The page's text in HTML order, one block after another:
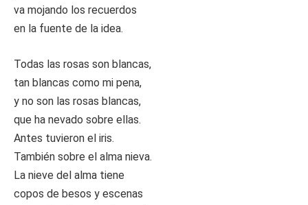
va mojando los recuerdos
en la fuente de la idea.
Todas las rosas son blancas,
tan blancas como mi pena,
y no son las rosas blancas,
que ha nevado sobre ellas.
Antes tuvieron el iris.
También sobre el alma nieva.
La nieve del alma tiene
copos de besos y escenas